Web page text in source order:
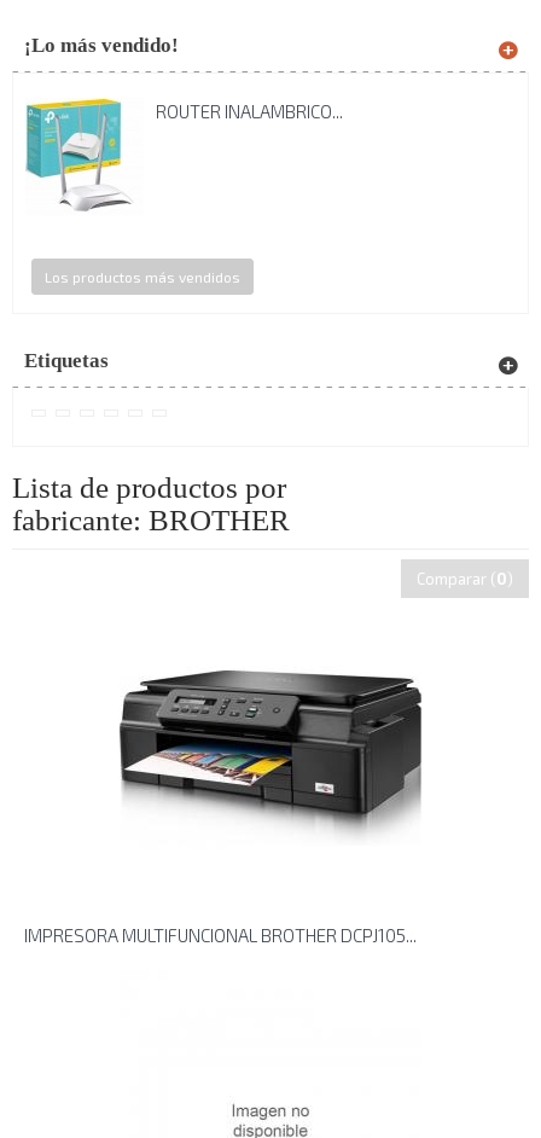
¡Lo más vendido!
ROUTER INALAMBRICO...
Los productos más vendidos
Etiquetas
Lista de productos por
fabricante: BROTHER
Comparar (0)
IMPRESORA MULTIFUNCIONAL BROTHER DCPJ105...